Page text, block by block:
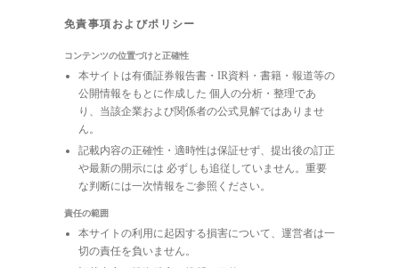
免責事項およびポリシー
コンテンツの位置づけと正確性
本サイトは有価証券報告書・IR資料・書籍・報道等の
公開情報をもとに作成した 個人の分析・整理であ
り、当該企業および関係者の公式見解ではありませ
ん。
記載内容の正確性・適時性は保証せず、提出後の訂正
や最新の開示には 必ずしも追従していません。重要
な判断には一次情報をご参照ください。
責任の範囲
本サイトの利用に起因する損害について、運営者は一
切の責任を負いません。